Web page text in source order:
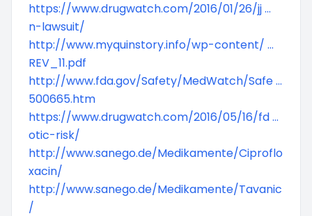
https://www.drugwatch.com/2016/01/26/jj ...
n-lawsuit/
http://www.myquinstory.info/wp-content/ ...
REV_11.pdf
http://www.fda.gov/Safety/MedWatch/Safe ...
500665.htm
https://www.drugwatch.com/2016/05/16/fd ...
otic-risk/
http://www.sanego.de/Medikamente/Ciproflo
xacin/
http://www.sanego.de/Medikamente/Tavanic
/